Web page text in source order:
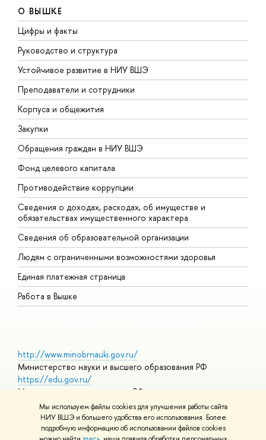
Мы используем файлы cookies для улучшения работы сайта
НИУ ВШЭ и большего удобства его использования. Более
подробную информацию об использовании файлов cookies
О ВЫШКЕ
Цифры и факты
Руководство и структура
Устойчивое развитие в НИУ ВШЭ
Преподаватели и сотрудники
Корпуса и общежития
Закупки
Обращения граждан в НИУ ВШЭ
Фонд целевого капитала
Противодействие коррупции
Сведения о доходах, расходах, об имуществе и
обязательствах имущественного характера
Сведения об образовательной организации
Людям с ограниченными возможностями здоровья
Единая платежная страница
Работа в Вышке
http://www.minobrnauki.gov.ru/
Министерство науки и высшего образования РФ
https://edu.gov.ru/
Министерство просвещения РФ
https://elearning.hse.ru/mooc
Массовые открытые онлайн-курсы